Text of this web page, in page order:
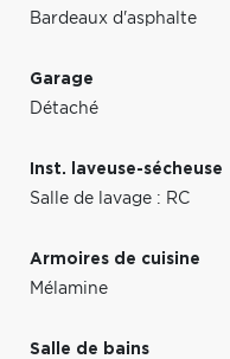
Bardeaux d'asphalte
Garage
Détaché
Inst. laveuse-sécheuse
Salle de lavage : RC
Armoires de cuisine
Mélamine
Salle de bains